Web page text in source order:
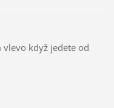
když jedete od